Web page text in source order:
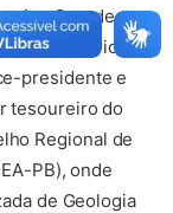
Grande,
é empresário.
presidente e
tesoureiro do
Regional de
PB), onde
de Geologia